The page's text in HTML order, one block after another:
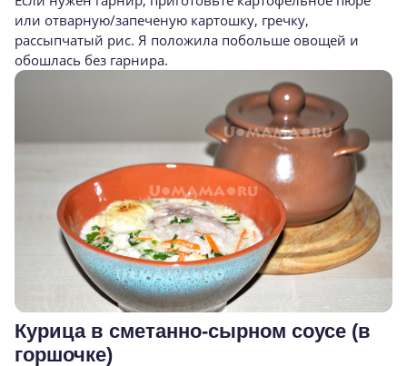
или отварную/запеченую картошку, гречку,
рассыпчатый рис. Я положила побольше овощей и
обошлась без гарнира.
Курица в сметанно-сырном соусе (в
горшочке)